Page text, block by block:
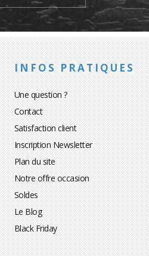
INFOS PRATIQUES
Une question ?
Contact
Satisfaction client
Inscription Newsletter
Plan du site
Notre offre occasion
Soldes
Le Blog
Black Friday